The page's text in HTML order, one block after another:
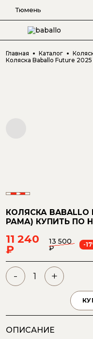
Тюмень
Главная Каталог
Коляска Baballo Future
КОЛЯСКА BABALLO
РАМА) КУПИТЬ ПО
11 240
₽
13 500
₽ -
- +
ОПИСАНИЕ